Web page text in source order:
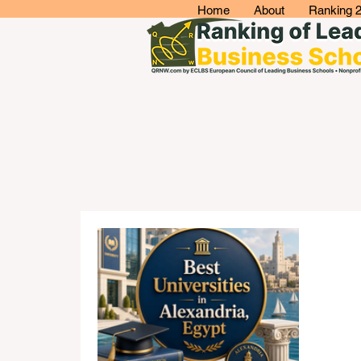
Home About Ranking